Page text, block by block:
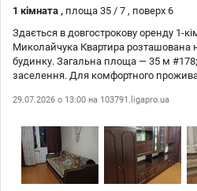
1 кімната , площа 35 / 7 , поверх 6
Здається в довгострокову оренду 1-
Миколайчука Квартира розташована
будинку. Загальна площа — 35 м
заселення. Для комфортного
ванна кімната; балкон; Wi-Fi. Будинок
зупинки громадського транспорту та
інфраструктура. Квартира ідеально
пари. За додатковою інформацією та
телефонуйте або пишіть.
29.07.2026 о 13:00 на 103791.ligapro.ua